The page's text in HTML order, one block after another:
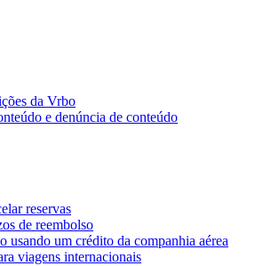
da Vrbo
e denúncia de conteúdo
reservas
de reembolso
usando um crédito da companhia aérea
viagens internacionais